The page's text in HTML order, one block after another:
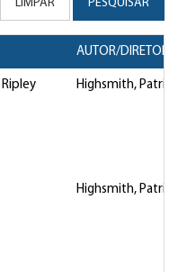
LIMPAR PESQUISAR
AUTOR/DIRETOR
Highsmith,
Highsmith,